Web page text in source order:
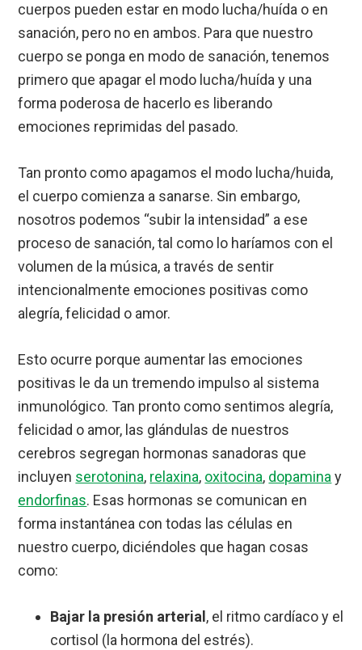
cuerpos pueden estar en modo lucha/huída o en
sanación, pero no en ambos. Para que nuestro
cuerpo se ponga en modo de sanación, tenemos
primero que apagar el modo lucha/huída y una
forma poderosa de hacerlo es liberando
emociones reprimidas del pasado.
Tan pronto como apagamos el modo lucha/huida,
el cuerpo comienza a sanarse. Sin embargo,
nosotros podemos “subir la intensidad” a ese
proceso de sanación, tal como lo haríamos con el
volumen de la música, a través de sentir
intencionalmente emociones positivas como
alegría, felicidad o amor.
Esto ocurre porque aumentar las emociones
positivas le da un tremendo impulso al sistema
inmunológico. Tan pronto como sentimos alegría,
felicidad o amor, las glándulas de nuestros
cerebros segregan hormonas sanadoras que
incluyen serotonina, relaxina, oxitocina, dopaminay
endorfinas. Esas hormonas se comunican en
forma instantánea con todas las células en
nuestro cuerpo, diciéndoles que hagan cosas
como:
Bajar la presión arterial , el ritmo cardíaco y el
cortisol (la hormona del estrés).